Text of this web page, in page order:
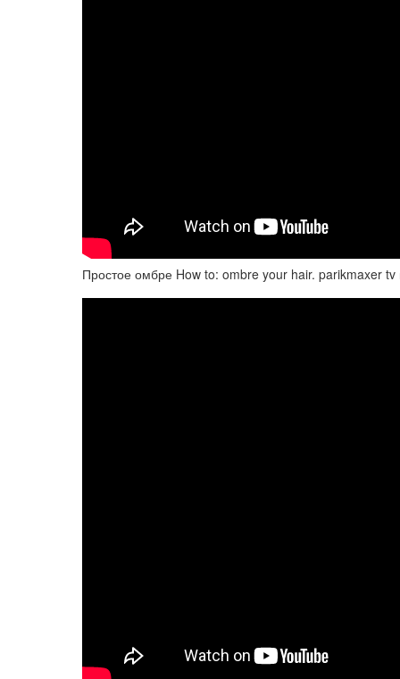
Простое омбре How to: ombre your hair. parikmaxer tv